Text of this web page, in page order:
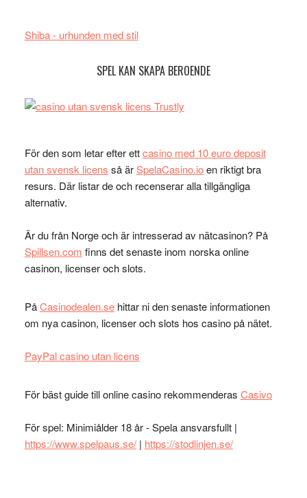
Shiba - urhunden med stil
SPEL KAN SKAPA BEROENDE
För den som letar efter ettcasino med 10 euro deposit
utan svensk licens så ärSpelaCasino.ioen riktigt bra
resurs. Där listar de och recenserar alla tillgängliga
alternativ.
Är du från Norge och är intresserad av nätcasinon? På
Spillsen.com finns det senaste inom norska online
casinon, licenser och slots.
PåCasinodealen.sehittar ni den senaste informationen
om nya casinon, licenser och slots hos casino på nätet.
PayPal casino utan licens
För bäst guide till online casino rekommenderas Casivo
För spel: Minimiålder 18 år - Spela ansvarsfullt |
https://www.spelpaus.se/| https://stodlinjen.se/